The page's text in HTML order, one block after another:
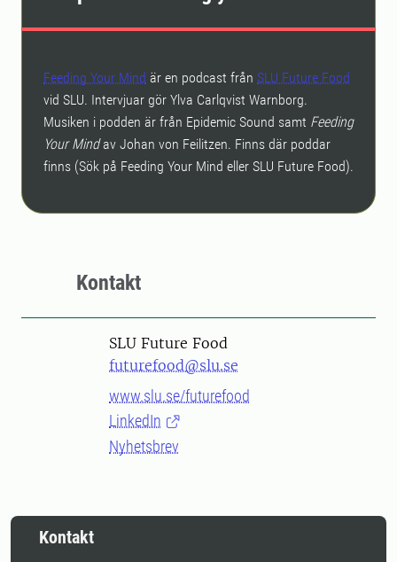
Feeding Your Mind är en podcast från SLU Future Food
vid SLU. Intervjuar gör Ylva Carlqvist Warnborg.
Musiken i podden är från Epidemic Sound samt Feeding
Your Mindav Johan von Feilitzen. Finns där poddar
finns (Sök på Feeding Your Mind eller SLU Future Food).
Kontakt
SLU Future Food
futurefood@slu.se
www.slu.se/futurefood
LinkedIn
Nyhetsbrev
Kontakt